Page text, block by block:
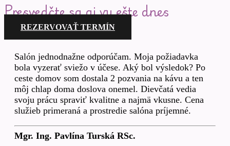
Presvedčte sa aj vy ešte dnes
REZERVOVAŤ TERMÍN
Salón jednodnažne odporúčam. Moja požiadavka
bola vyzerať sviežo v účese. Aký bol výsledok? Po
ceste domov som dostala 2 pozvania na kávu a ten
môj chlap doma doslova onemel. Dievčatá vedia
svoju prácu spraviť kvalitne a najmä vkusne. Cena
služieb primeraná a prostredie salóna príjemné.
Mgr. Ing. Pavlína Turská RSc.